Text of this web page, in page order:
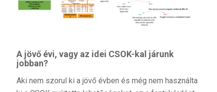
A jövő évi, vagy az idei CSOK-kal járunk
jobban?
Aki nem szorul ki a jövő évben és még nem használta